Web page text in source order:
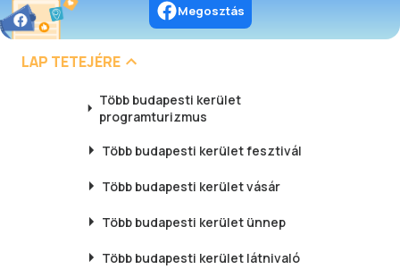
Megosztás
LAP TETEJÉRE
Több budapesti kerület
programturizmus
Több budapesti kerületfesztivál
Több budapesti kerületvásár
Több budapesti kerület ünnep
Több budapesti kerület látnivaló